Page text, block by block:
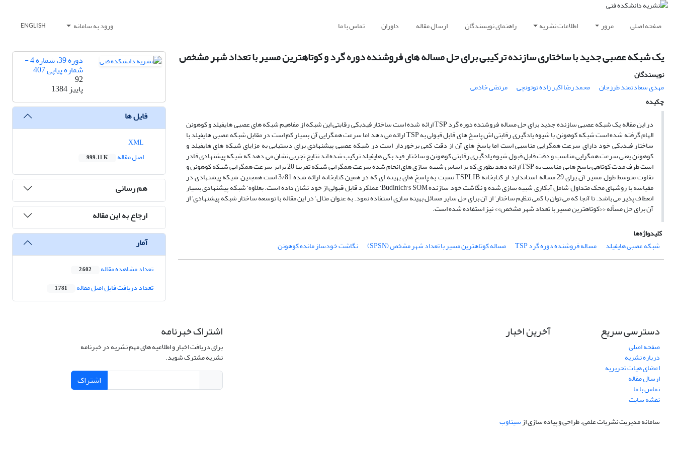
صفحه اصلی مرور اطلاعات نشریه راهنمای نویسندگان ارسال مقاله داوران تماس با ما ورود به سامانه ENGLISH
یک شبکه عصبی جدید با ساختاری سازنده ترکیبی برای حل مساله های فروشنده دوره گرد و کوتاهترین مسیر با تعداد شهر مشخص
نویسندگان
مهدی سعادتمند طرزجان
محمد رضا اکبر زاده توتونچی
مرتضی خادمی
چکیده
در این مقاله یک شبکه عصبی سازنده جدید برای حل مساله فروشنده دوره گرد TSP ارائه شده است ساختار فیدبکی رقابتی این شبکه از مفاهیم شبکه های عصبی هایفیلد و کوهونن
الهام گرفته شده است شبکه کوهونن با شیوه یادگیری رقابتی اش پاسخ های قابل قبولی به TSP ارائه می دهد اما سرعت همگرایی آن بسیار کم است در مقابل شبکه عصبی هایفیلد با
ساختار فیدبکی خود دارای سرعت همگرایی مناسبی است اما پاسخ های آن از دقت کمی برخوردار است در شبکه عصبی پیشنهادی برای دستیابی به مزایای شبکه های هایفیلد و
کوهونن یعنی سرعت همگرایی مناسب و دقت قابل قبول شیوه یادگیری رقابتی کوهونن و ساختار فید بکی هایفیلد ترکیب شده اند نتایج تجربی نشان می دهد که شبکه پیشنهادی قادر
است ظرف مدت کوتاهی پاسخ هایی مناسب به TSP ارائه دهد بطوری که بر اساس شبیه سازی های انجام شده سرعت همگرایی شبکه تقریبا 20 برابر سرعت همگرایی شبکه کوهونن و
تفاوت متوسط طول مسیر آن برای 29 مساله استاندارد از کتابخانه TSPLIB نسبت به پاسخ های بهینه ای که در همین کتابخانه ارائه شده 3/81 است همچنین شبکه پیشنهادی در
مقیاسه با روشهای محک متداول شامل آبکاری شبیه سازی شده و نگاشت خود سازنده Budinich's SOM‘ عملکرد قابل قبولی از خود نشان داده است. بعلاوه‘ شبکه پیشنهادی بسیار
انعطاف پذیر می باشد. تا آنجا که می توان با کمی تنظیم ساختار‘ از آن برای حل سایر مسائل بهینه سازی استفاده نمود. به عنوان مثال‘ در این مقاله با توسعه ساختار شبکه پیشنهادی‘ از
آن برای حل مسأله ‹‹کوتاهترین مسیر با تعداد شهر مشخص›› نیز استفاده شده است.
کلیدواژه‌ها
شبکه عصبی هایفیلد
مساله فروشنده دوره گرد TSP مساله کوتاهترین مسیر با تعداد شهر مشخص (SPSN) نگاشت خودساز مانده کوهونن
دوره 39، شماره 4 -
شماره پیاپی 407
92
پاییز 1384
فایل ها
اصل مقاله
999.11 K
هم رسانی
ارجاع به این مقاله
آمار
تعداد مشاهده مقاله 2,602
تعداد دریافت فایل اصل مقاله 1,781
دسترسی سریع
صفحه اصلی
درباره نشریه
اعضای هیات تحریریه
ارسال مقاله
تماس با ما
نقشه سایت
آخرین اخبار اشتراک خبرنامه
برای دریافت اخبار و اطلاعیه های مهم نشریه در خبرنامه
نشریه مشترک شوید.
اشتراک
سامانه مدیریت نشریات علمی.طراحی و پیاده سازی ازسیناوب